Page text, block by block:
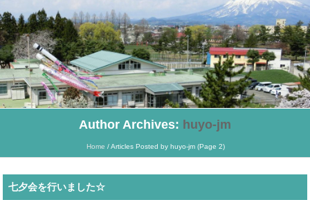
Author Archives: huyo-jm
Home /Articles Posted by huyo-jm(Page 2)
七夕会を行いました☆